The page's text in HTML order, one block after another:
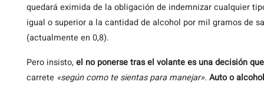
quedará eximida de la obligación de indemnizar cualquier
igual o superior a la cantidad de alcohol por mil gramos de
(actualmente en 0,8).
Pero insisto,el no ponerse tras el volante es una decisión
carrete «según como te sientas para manejar». Auto o